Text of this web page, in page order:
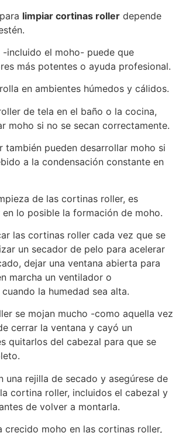
limpiar cortinas roller depende
-incluido el moho- puede que
más potentes o ayuda profesional.
en ambientes húmedos y cálidos.
de tela en el baño o la cocina,
moho si no se secan correctamente.
también pueden desarrollar moho si
a la condensación constante en
de las cortinas roller, es
lo posible la formación de moho.
las cortinas roller cada vez que se
un secador de pelo para acelerar
dejar una ventana abierta para
marcha un ventilador o
la humedad sea alta.
se mojan mucho -como aquella vez
cerrar la ventana y cayó un
quitarlos del cabezal para que se
una rejilla de secado y asegúrese de
cortina roller, incluidos el cabezal y
de volver a montarla.
crecido moho en las cortinas roller,